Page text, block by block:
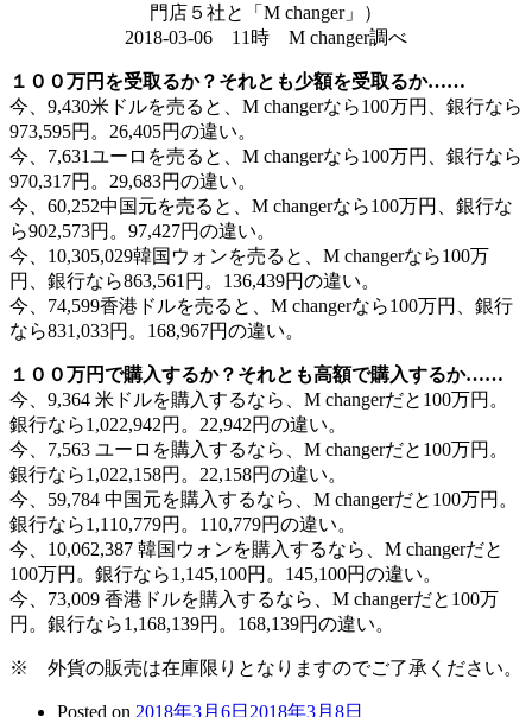
門店５社と「M changer」）
2018-03-06 11時 M changer調べ
１００万円を受取るか？それとも少額を受取るか……
今、9,430米ドルを売ると、M changerなら100万円、銀行なら
973,595円。26,405円の違い。
今、7,631ユーロを売ると、M changerなら100万円、銀行なら
970,317円。29,683円の違い。
今、60,252中国元を売ると、M changerなら100万円、銀行な
ら902,573円。97,427円の違い。
今、10,305,029韓国ウォンを売ると、M changerなら100万
円、銀行なら863,561円。136,439円の違い。
今、74,599香港ドルを売ると、M changerなら100万円、銀行
なら831,033円。168,967円の違い。
１００万円で購入するか？それとも高額で購入するか……
今、9,364 米ドルを購入するなら、M changerだと100万円。
銀行なら1,022,942円。22,942円の違い。
今、7,563 ユーロを購入するなら、M changerだと100万円。
銀行なら1,022,158円。22,158円の違い。
今、59,784 中国元を購入するなら、M changerだと100万円。
銀行なら1,110,779円。110,779円の違い。
今、10,062,387 韓国ウォンを購入するなら、M changerだと
100万円。銀行なら1,145,100円。145,100円の違い。
今、73,009 香港ドルを購入するなら、M changerだと100万
円。銀行なら1,168,139円。168,139円の違い。
※ 外貨の販売は在庫限りとなりますのでご了承ください。
Posted on 2018年3月6日 2018年3月8日